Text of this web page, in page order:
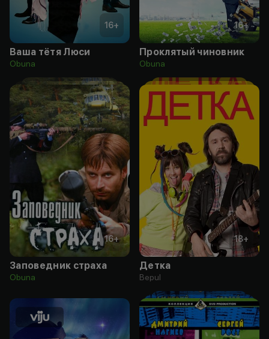
16+
Ваша тётя Люси
Obuna
16+
Проклятый чиновник
Obuna
16+
Заповедник страха
Obuna
18+
Детка
Bepul